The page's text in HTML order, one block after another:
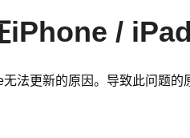
iPhone /
法更新的原因。导致此问题